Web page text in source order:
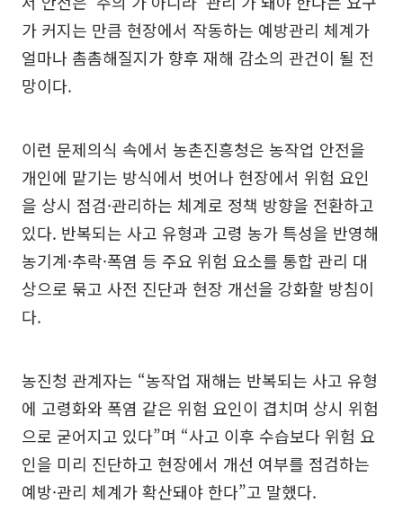
가 커지는 만큼 현장에서 작동하는 예방관리 체계가
얼마나 촘촘해질지가 향후 재해 감소의 관건이 될 전
망이다.
이런 문제의식 속에서 농촌진흥청은 농작업 안전을
개인에 맡기는 방식에서 벗어나 현장에서 위험 요인
을 상시 점검·관리하는 체계로 정책 방향을 전환하고
있다. 반복되는 사고 유형과 고령 농가 특성을 반영해
농기계·추락·폭염 등 주요 위험 요소를 통합 관리 대
상으로 묶고 사전 진단과 현장 개선을 강화할 방침이
다.
농진청 관계자는 “농작업 재해는 반복되는 사고 유형
에 고령화와 폭염 같은 위험 요인이 겹치며 상시 위험
으로 굳어지고 있다”며 “사고 이후 수습보다 위험 요
인을 미리 진단하고 현장에서 개선 여부를 점검하는
예방·관리 체계가 확산돼야 한다”고 말했다.